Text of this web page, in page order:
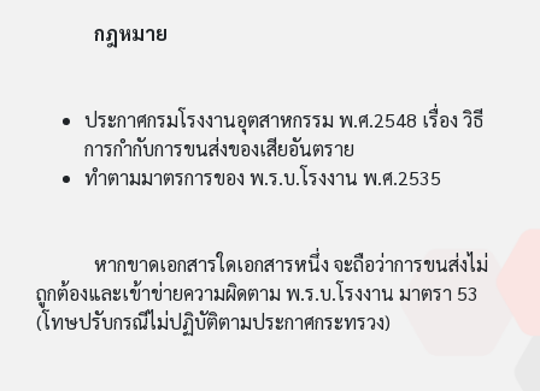
กฎหมาย
ประกาศกรมโรงงานอุตสาหกรรม พ.ศ.2548 เรื่อง วิธี
การกำกับการขนส่งของเสียอันตราย
ทำตามมาตรการของ พ.ร.บ.โรงงาน พ.ศ.2535
หากขาดเอกสารใดเอกสารหนึ่ง จะถือว่าการขนส่งไม่
ถูกต้องและเข้าข่ายความผิดตาม พ.ร.บ.โรงงาน มาตรา 53
(โทษปรับกรณีไม่ปฏิบัติตามประกาศกระทรวง)